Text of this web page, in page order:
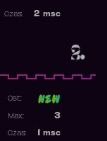
2.
2 msc
Czas:
Ost:
3
Max:
msc
Czas: